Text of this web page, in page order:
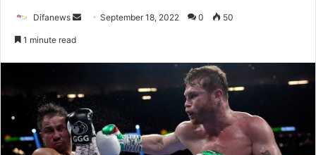
Difanews
SendSeptember 18, 2022 0 50
1 minute read